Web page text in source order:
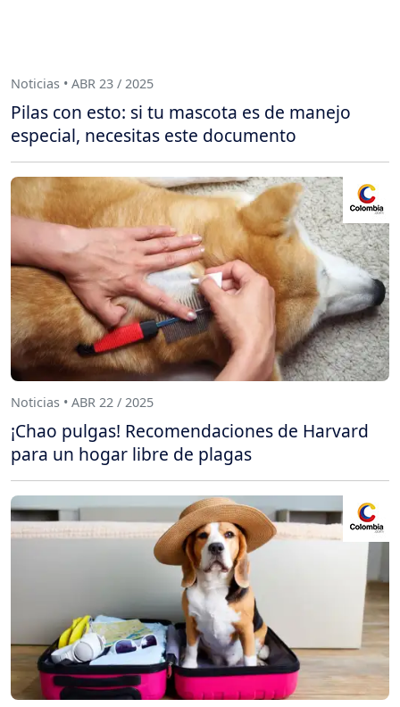
Noticias • ABR 23 / 2025
Pilas con esto: si tu mascota es de manejo
especial, necesitas este documento
Noticias • ABR 22 / 2025
¡Chao pulgas! Recomendaciones de Harvard
para un hogar libre de plagas